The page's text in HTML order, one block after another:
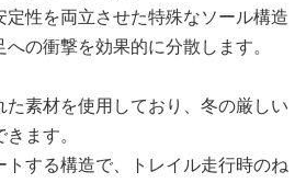
性を両立させた特殊なソール構造
の衝撃を効果的に分散します。
素材を使用しており、冬の厳しい
ます。
トする構造で、トレイル走行時のね